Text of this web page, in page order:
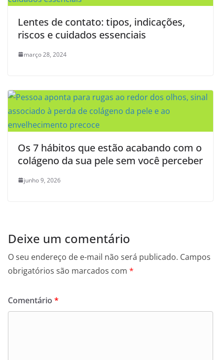
Lentes de contato: tipos, indicações,
riscos e cuidados essenciais
março 28, 2024
Os 7 hábitos que estão acabando com o
colágeno da sua pele sem você perceber
junho 9, 2026
Deixe um comentário
O seu endereço de e-mail não será publicado. Campos
obrigatórios são marcados com *
Comentário *